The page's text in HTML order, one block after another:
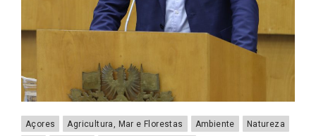
Açores Agricultura, Mar e Florestas Ambiente
Natureza